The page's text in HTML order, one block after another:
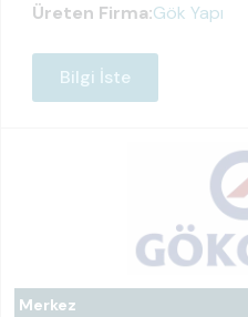
Merkez
Üreten Firma:Gök Yapı
Bilgi İste